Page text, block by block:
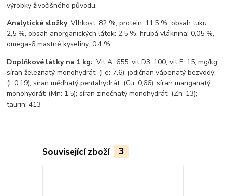
výrobky živočišného původu.
Analytické složky: Vlhkost: 82 %, protein: 11,5 %, obsah tuku:
2,5 %, obsah anorganických látek: 2,5 %, hrubá vláknina: 0,05 %,
omega-6 mastné kyseliny: 0,4 %
Doplňkové látky na 1 kg:: Vit A: 655; vit D3: 100; vit E: 15; mg/kg:
síran železnatý monohydrát: (Fe: 7,6); jodičnan vápenatý bezvodý:
(I: 0,19); síran měďnatý pentahydrát: (Cu: 0,66); síran manganatý
monohydrát: (Mn: 1,5); síran zinečnatý monohydrát: (Zn: 13);
taurin: 413
Související zboží 3